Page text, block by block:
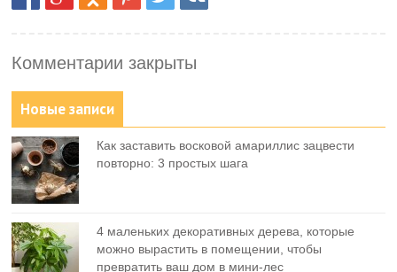
Комментарии закрыты
Новые записи
Как заставить восковой амариллис зацвести
повторно: 3 простых шага
4 маленьких декоративных дерева, которые
можно вырастить в помещении, чтобы
превратить ваш дом в мини-лес